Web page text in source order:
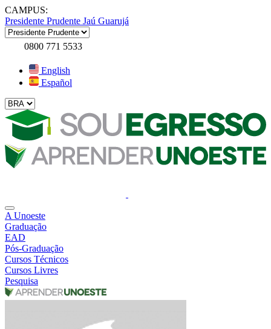
CAMPUS:
Presidente Prudente Jaú Guarujá
0800 771 5533
English
Español
A Unoeste
Graduação
EAD
Pós-Graduação
Cursos Técnicos
Cursos Livres
Pesquisa